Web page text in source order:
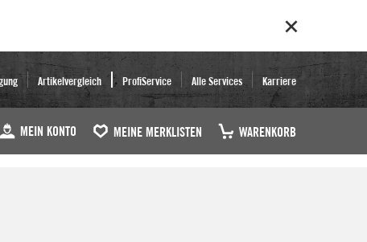
Artikelvergleich ProfiService Alle Services Karriere
MEIN KONTO MEINE MERKLISTEN WARENKORB